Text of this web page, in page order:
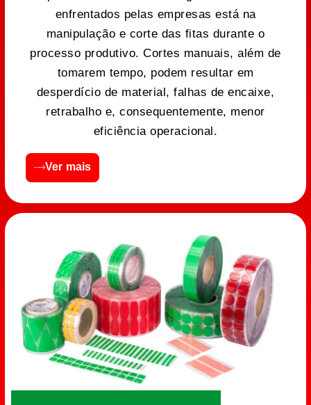
enfrentados pelas empresas está na
manipulação e corte das fitas durante o
processo produtivo. Cortes manuais, além de
tomarem tempo, podem resultar em
desperdício de material, falhas de encaixe,
retrabalho e, consequentemente, menor
eficiência operacional.
Ver mais